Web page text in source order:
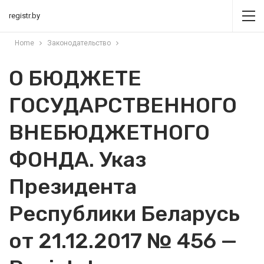
registr.by
Home Законодательство
О БЮДЖЕТЕ
ГОСУДАРСТВЕННОГО
ВНЕБЮДЖЕТНОГО
ФОНДА. Указ
Президента
Республики Беларусь
от 21.12.2017 № 456 —